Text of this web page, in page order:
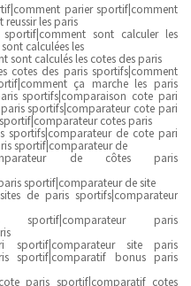
parier sportif|comment
les paris
sont calculer les
calculées les
sont calculés les cotes des paris
cotes des paris sportifs|comment
ça marche les paris
sportifs|comparaison cote pari
sportifs|comparateur cote pari
cotes paris
sportifs|comparateur de cote pari
sportif|comparateur de
de côtes paris
sportif|comparateur de site
de paris sportifs|comparateur
sportif|comparateur paris
sportif|comparateur site paris
sportif|comparatif bonus paris
paris sportif|comparatif cotes